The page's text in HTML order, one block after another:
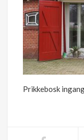
Prikkebosk